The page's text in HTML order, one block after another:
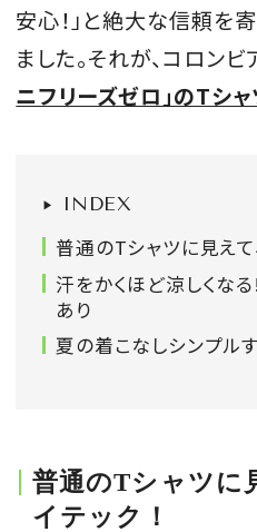
会員登録
「The SPUR Club」。
めます。
安心！」と絶大な信頼を
ました。それが、コロン
ニフリーズゼロ」のTシャ
INDEX
普通のTシャツに見えて
汗をかくほど涼しくな
あり
夏の着こなしシンプル
普通のTシャツに
イテック！